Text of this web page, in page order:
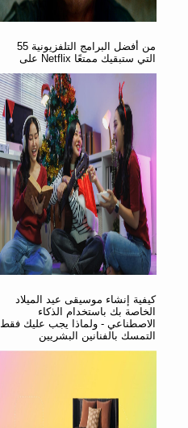
55 من أفضل البرامج التلفزيونية
على Netflix التي ستبقيك ممتعًا
كيفية إنشاء موسيقى عيد الميلاد
الخاصة بك باستخدام الذكاء
الاصطناعي - ولماذا يجب عليك فقط
التمسك بالفنانين البشريين